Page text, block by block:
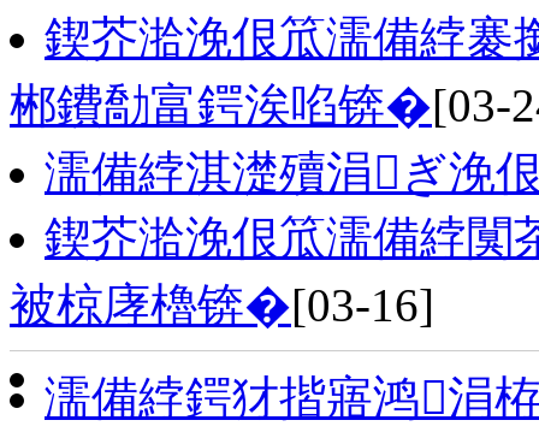
鍥芥湁浼佷笟濡備綍褰
郴鐨勪富鍔涘啗锛�[03-
濡備綍淇濋殰涓ぎ浼
鍥芥湁浼佷笟濡備綍闃
被椋庨櫓锛�[03-16]
濡備綍鍔犲揩寤鸿涓